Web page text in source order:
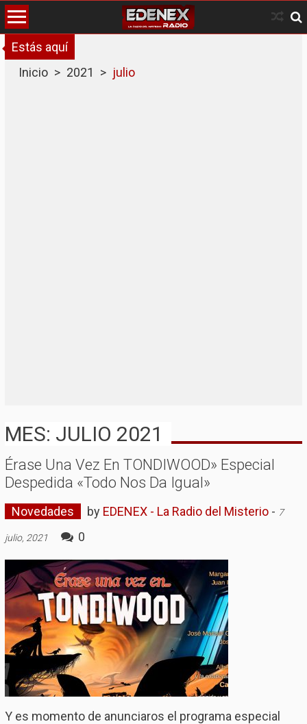
Skip
to
content
Estás aquí
Inicio > 2021 > julio
MES: JULIO 2021
Érase Una Vez En TONDIWOOD» Especial
Despedida «Todo Nos Da Igual»
Novedades by EDENEX - La Radio del Misterio- 7
julio, 2021 0
Y es momento de anunciaros el programa especial